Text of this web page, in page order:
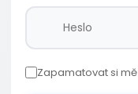
Zapamatovat si mě